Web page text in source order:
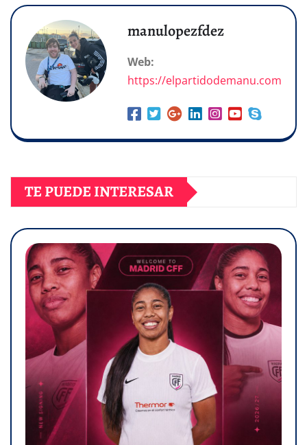
manulopezfdez
Web:
https://elpartidodemanu.com
TE PUEDE INTERESAR